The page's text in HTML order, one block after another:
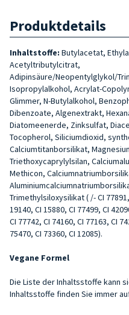
Produktdetails
Inhaltstoffe: Butylacetat,
Acetyltributylcitrat,
Adipinsäure/Neopentylglykol/
Isopropylalkohol, Acrylat-
Glimmer, N-Butylalkohol,
Dibenzoate, Algenextrakt,
Diatomeenerde, Zinksulfat,
Tocopherol, Siliciumdioxid,
Calciumtitanborsilikat,
Triethoxycaprylylsilan,
Methicon,
Trimethylsiloxysilikat ( /- CI 77891,
19140, CI 15880, CI 77499, CI
CI 77742, CI 74160, CI 77163, CI
75470, CI 73360, CI 12085).
Vegane Formel
Die Liste der Inhaltsstoffe kann
Inhaltsstoffe finden Sie immer